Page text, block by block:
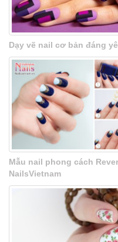
Dạy vẽ nail cơ bản đáng
Mẫu nail phong cách
NailsVietnam